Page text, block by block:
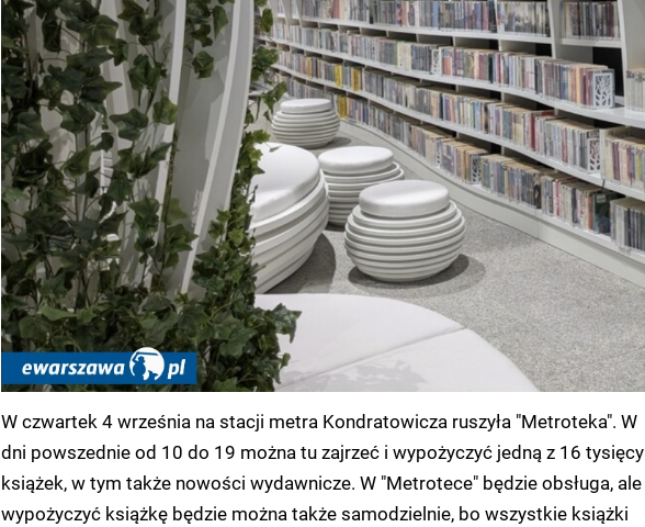
W czwartek 4 września na stacji metra Kondratowicza ruszyła "Metroteka". W
dni powszednie od 10 do 19 można tu zajrzeć i wypożyczyć jedną z 16 tysięcy
książek, w tym także nowości wydawnicze. W "Metrotece" będzie obsługa, ale
wypożyczyć książkę będzie można także samodzielnie, bo wszystkie książki